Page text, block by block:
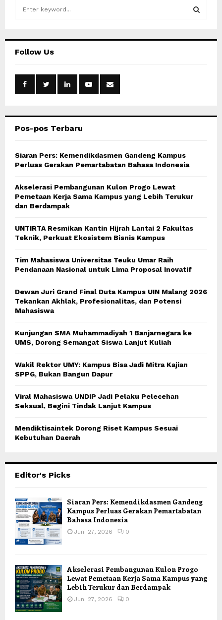
hFollow Us
Pos-pos Terbaru
Siaran Pers: Kemendikdasmen Gandeng Kampus
Perluas Gerakan Pemartabatan Bahasa Indonesia
Akselerasi Pembangunan Kulon Progo Lewat
Pemetaan Kerja Sama Kampus yang Lebih Terukur
dan Berdampak
UNTIRTA Resmikan Kantin Hijrah Lantai 2 Fakultas
Teknik, Perkuat Ekosistem Bisnis Kampus
Tim Mahasiswa Universitas Teuku Umar Raih
Pendanaan Nasional untuk Lima Proposal Inovatif
Dewan Juri Grand Final Duta Kampus UIN Malang 2026
Tekankan Akhlak, Profesionalitas, dan Potensi
Mahasiswa
Kunjungan SMA Muhammadiyah 1 Banjarnegara ke
UMS, Dorong Semangat Siswa Lanjut Kuliah
Wakil Rektor UMY: Kampus Bisa Jadi Mitra Kajian
SPPG, Bukan Bangun Dapur
Viral Mahasiswa UNDIP Jadi Pelaku Pelecehan
Seksual, Begini Tindak Lanjut Kampus
Mendiktisaintek Dorong Riset Kampus Sesuai
Kebutuhan Daerah
Editor's Picks
Siaran Pers: Kemendikdasmen Gandeng
Kampus Perluas Gerakan Pemartabatan
Bahasa Indonesia
Juni 27, 2026 0
Akselerasi Pembangunan Kulon Progo
Lewat Pemetaan Kerja Sama Kampus yang
Lebih Terukur dan Berdampak
Juni 27, 2026 0